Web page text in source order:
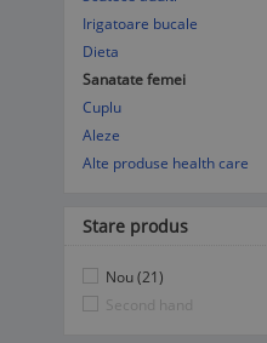
Irigatoare bucale
Dieta
Sanatate femei
Cuplu
Aleze
Alte produse health care
Stare produs
Nou (21)
Second hand